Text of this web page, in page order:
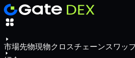
市場先物現物クロスチェーンスワッ